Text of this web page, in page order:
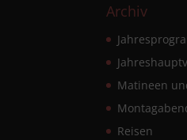
Archiv
Matineen
Reisen